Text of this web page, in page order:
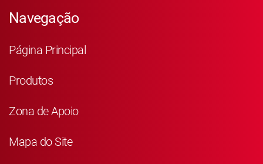
Navegação
Página Principal
Produtos
Zona de Apoio
Mapa do Site